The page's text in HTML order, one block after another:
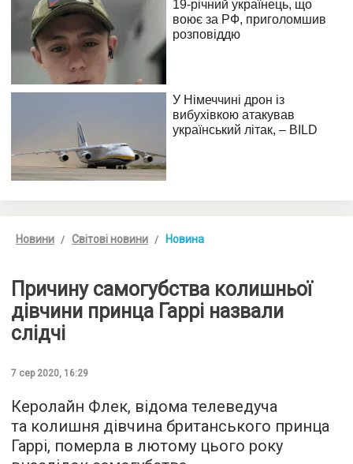
Новини Світові новини Новина
Причину самогубства колишньої
дівчини принца Гаррі назвали
слідчі
7 сер 2020, 16:29
Керолайн Флек, відома телеведуча
та колишня дівчина британського принца
Гаррі, померла в лютому цього року